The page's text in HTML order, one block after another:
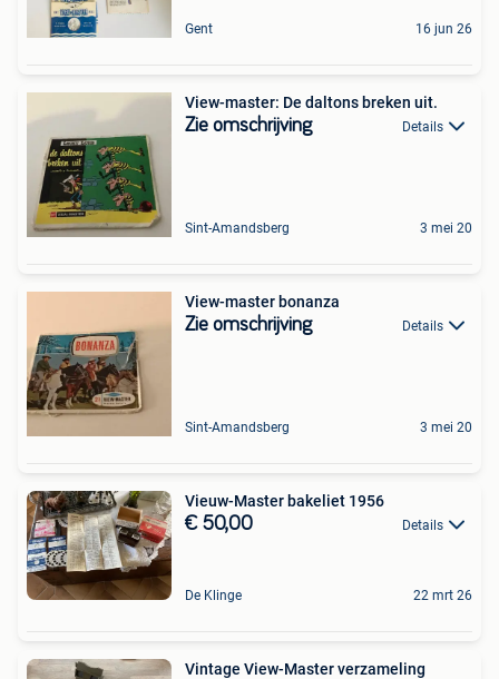
Gent 16 jun 26
View-master: De daltons breken uit.
Zie omschrijving Details
Sint-Amandsberg 3 mei 20
View-master bonanza
Zie omschrijving Details
Sint-Amandsberg 3 mei 20
Vieuw-Master bakeliet 1956
€ 50,00 Details
De Klinge 22 mrt 26
Vintage View-Master verzameling